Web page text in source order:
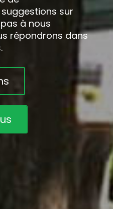
sur
à nous
répondrons dans